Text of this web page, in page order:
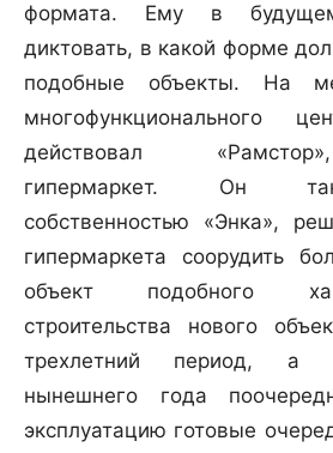
формата. Ему в
диктовать, в какой форме
подобные объекты. На
многофункционального
действовал
гипермаркет. Он
собственностью «Энка»,
гипермаркета соорудить
объект подобного
строительства нового
трехлетний период, а
нынешнего года
эксплуатацию готовые